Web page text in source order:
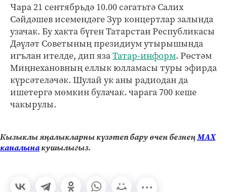
Чара 21 сентябрьдә 10.00 сәгатьтә Салих
Сәйдәшев исемендәге Зур концертлар залында
узачак. Бу хакта бүген Татарстан Республикасы
Дәүләт Советының президиум утырышында
игълан ителде, дип язаТатар-информ. Рөстәм
Миңнехановның еллык юлламасы туры эфирда
күрсәтеләчәк. Шулай ук аны радиодан да
ишетергә мөмкин булачак. чарага 700 кеше
чакырулы.
Кызыклы яңалыкларны күзәтеп бару өчен безнеңМАХ
каналынакушылыгыз.